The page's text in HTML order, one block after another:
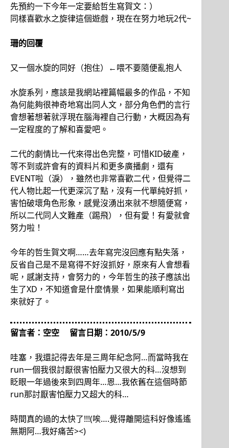
先預約一下今年一定要給哲生寫賀文：）
同樣喜歡水之旋律這個遊戲，現在在努力地玩2代~
珊的回覆
又一個水旋的同好（抱住）←喂不要隨便亂抱人
水旋系列，應該是我網站裡篇幅最多的作品，不知
為何能夠很神奇地寫出同人文，部分角色們的言行
會想著想著就浮現在腦海裡自己行動，大概因為有
一定程度的了解和喜愛吧。
二代的劇情比一代來得出色完整，可惜KID破產，
等不到或許會有的資料片和更多廣播劇，還有
EVENT啦（淚），雖然也非常喜歡二代，但覺得二
代人物比起一代更深沉了點，沒有一代單純好抓，
害怕破壞角色形象，感覺沒湧出來就不想隨便寫，
所以二代同人文難產（踢飛），但有愛！有愛就會
努力啦！
今年的哲生賀文啊……去年寫完沒回應有點失落，
反省自己是不是寫得不好沒抓好，原來有人會想看
呢，感謝支持，會努力的，今年哲生的孩子應該出
生了XD，不知道會是什麼情景，如果能順利寫出
來就好了。
留言者：空空 留言日期：2010/5/9
哇塞，我還記得去年是三周年紀念阿…而當時我在
run一個我很討厭很害怕壓力又很大的科…沒想到
眨眼一年過後來到四周年…恩…我依舊在這個時節
run那討厭害怕壓力又超大的科…
時間真的過的太快了!!!(唉….覺得離開這科好像遙遙
無期阿…我好痛苦><)